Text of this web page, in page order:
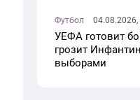
Футбол 04.08.2026,
УЕФА готовит
грозит
выборами